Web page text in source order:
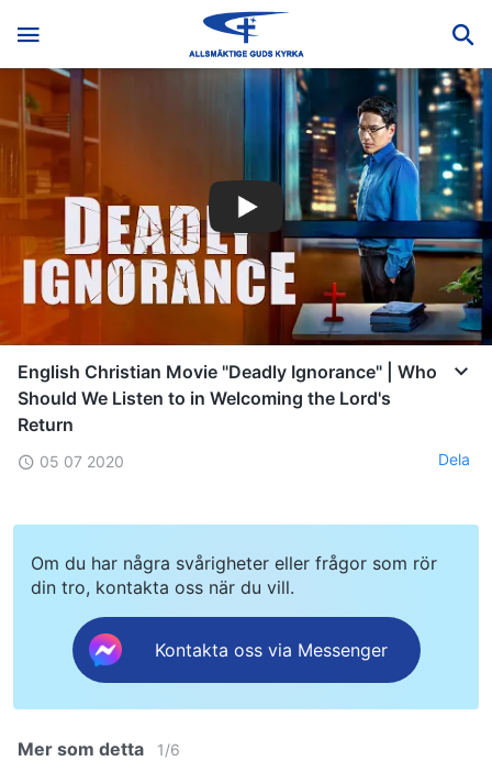
English Christian Movie "Deadly Ignorance" | Who
Should We Listen to in Welcoming the Lord's
Return
05 07 2020 Dela
Om du har några svårigheter eller frågor som rör
din tro, kontakta oss när du vill.
Kontakta oss via Messenger
Mer som detta 1/6